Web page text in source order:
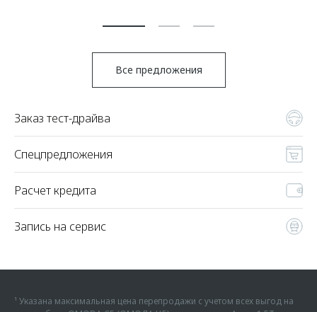
Все предложения
Заказ тест-драйва
Спецпредложения
Расчет кредита
Запись на сервис
¹ Указана максимальная цена перепродажи с учетом всех выгод на